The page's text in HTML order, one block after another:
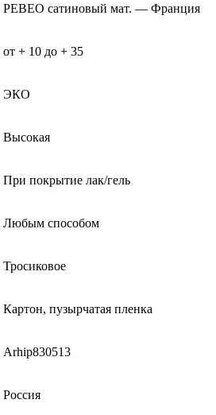
PEBEO сатиновый мат. — Франция
от + 10 до + 35
ЭКО
Высокая
При покрытие лак/гель
Любым способом
Тросиковое
Картон, пузырчатая пленка
Arhip830513
Россия